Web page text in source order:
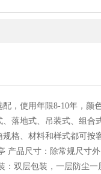
，使用年限8-10年，
落地式、吊装式、组
格、材料和样式都可
产品尺寸：除常规尺寸
：双层包装，一层防尘